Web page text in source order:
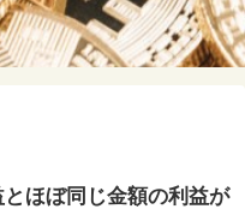
ほぼ同じ金額の利益が